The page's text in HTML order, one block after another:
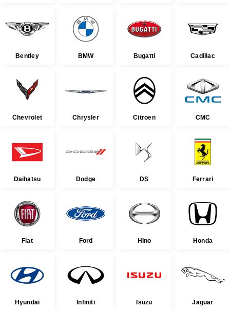
Bentley BMW Bugatti Cadillac
Chevrolet Chrysler Citroen CMC
Daihatsu Dodge DS Ferrari
Fiat Ford Hino Honda
Hyundai Infiniti Isuzu Jaguar